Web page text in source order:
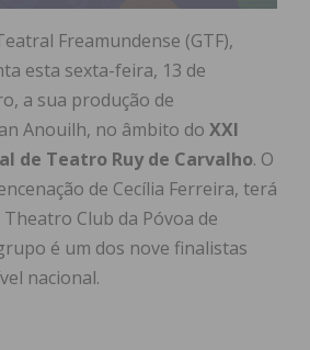
Freamundense (GTF),
esta sexta-feira, 13 de
a sua produção de
Anouilh, no âmbito do XXI
de Teatro Ruy de Carvalho. O
de Cecília Ferreira, terá
Club da Póvoa de
é um dos nove finalistas
nacional.